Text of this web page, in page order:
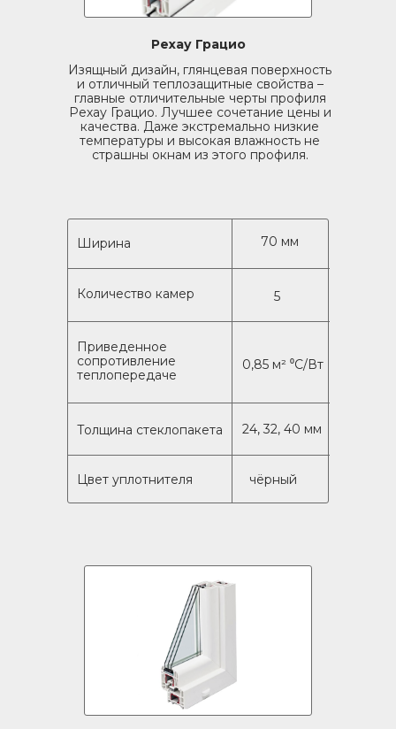
Рехау Грацио
Изящный дизайн, глянцевая поверхность
и отличный теплозащитные свойства –
главные отличительные черты профиля
Рехау Грацио. Лучшее сочетание цены и
качества. Даже экстремально низкие
температуры и высокая влажность не
страшны окнам из этого профиля.
Ширина
Количество камер
Приведенное
сопротивление
теплопередаче
Толщина стеклопакета
Цвет уплотнителя
70 мм
5
0,85 м² ⁰C/Вт
24, 32, 40 мм
чёрный